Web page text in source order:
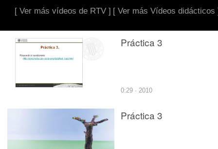
[ Ver más vídeos de RTV ] [ Ver más Vídeos didácticos
Práctica 3
0:29 · 2010
Práctica 3